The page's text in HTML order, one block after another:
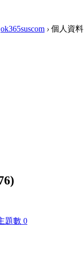
ok365suscom › 個人資料
題數 0